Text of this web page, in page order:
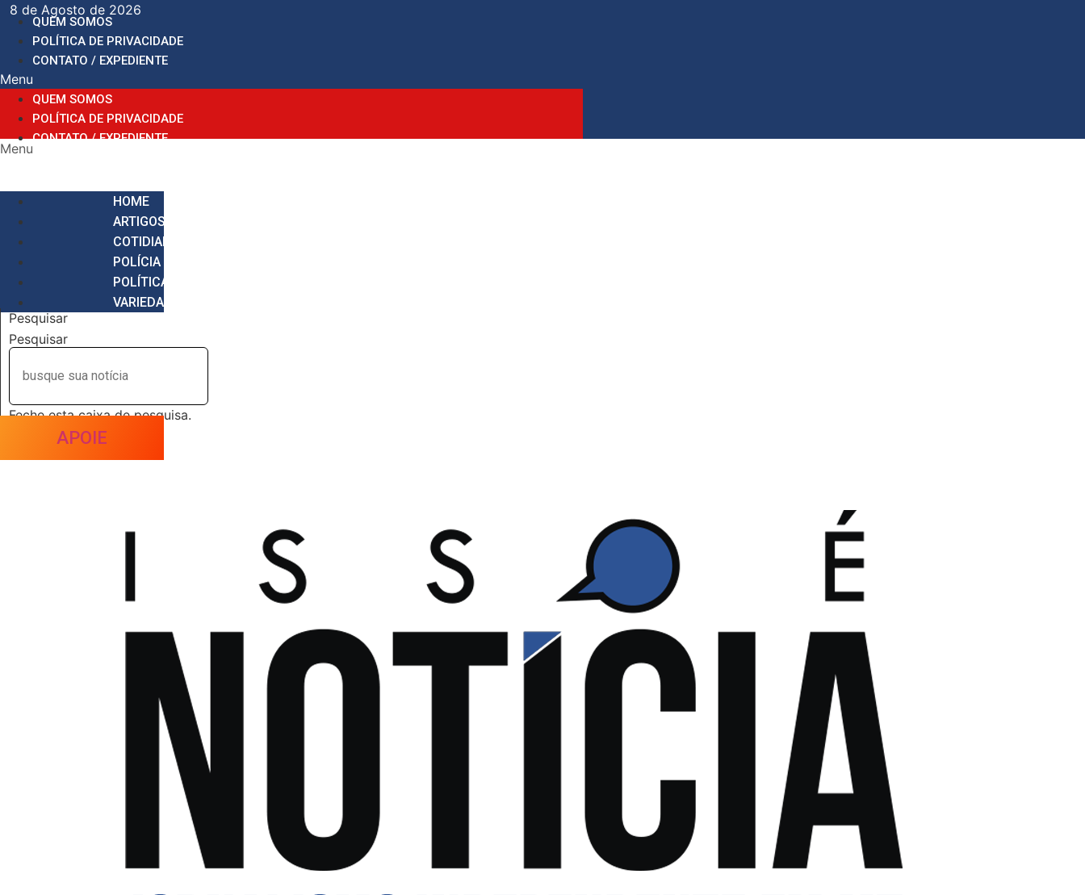
para
conteúdo
8 de Agosto de 2026
QUEM SOMOS
POLÍTICA DE PRIVACIDADE
CONTATO / EXPEDIENTE
Menu
QUEM SOMOS
POLÍTICA DE PRIVACIDADE
CONTATO / EXPEDIENTE
Menu
HOME
ARTIGOS
COTIDIANO
POLÍCIA
POLÍTICA
VARIEDADES
Pesquisar
Pesquisar
Feche esta caixa de pesquisa.
APOIE